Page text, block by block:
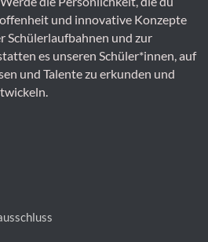
und innovative Konzepte
Schülerlaufbahnen und zur
es unseren Schüler*innen, auf
und Talente zu erkunden und